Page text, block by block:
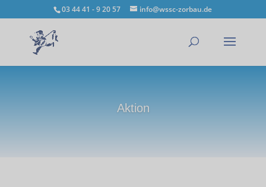
03 44 41 - 9 20 57 info@wssc-zorbau.de
Aktion